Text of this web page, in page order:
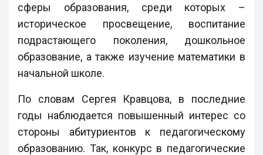
сферы образования, среди которых –
историческое просвещение, воспитание
подрастающего поколения, дошкольное
образование, а также изучение математики в
начальной школе.
По словам Сергея Кравцова, в последние
годы наблюдается повышенный интерес со
стороны абитуриентов к педагогическому
образованию. Так, конкурс в педагогические